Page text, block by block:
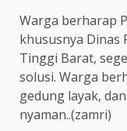
Warga berharap
khususnya Dinas
Tinggi Barat,
solusi. Warga
gedung layak,
nyaman..(zamri)